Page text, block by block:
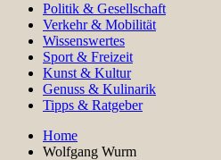
Politik & Gesellschaft
Verkehr & Mobilität
Wissenswertes
Sport & Freizeit
Kunst & Kultur
Genuss & Kulinarik
Tipps & Ratgeber
Home
Wolfgang Wurm